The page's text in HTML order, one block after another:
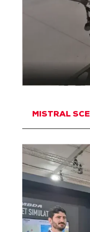
MISTRAL SCE